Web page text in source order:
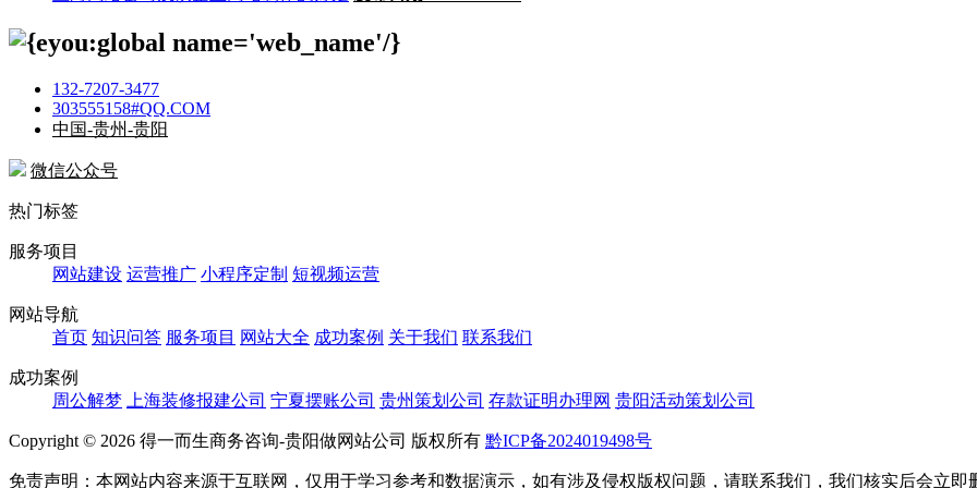
132-7207-3477
303555158#QQ.COM
中国-贵州-贵阳
微信公众号
热门标签
服务项目
网站建设 运营推广 小程序定制 短视频运营
网站导航
首页 知识问答 服务项目 网站大全 成功案例 关于我们 联系我们
成功案例
周公解梦
上海装修报建公司 宁夏摆账公司 贵州策划公司 存款证明办理网 贵阳活动策划公司
Copyright © 2026 得一而生商务咨询-贵阳做网站公司 版权所有 黔ICP备2024019498号
免责声明：本网站内容来源于互联网，仅用于学习参考和数据演示，如有涉及侵权版权问题，请联系我们，我们核实后会立即